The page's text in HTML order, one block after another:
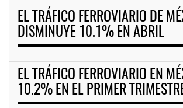
EL TRÁFICO FERROVIARIO DE
DISMINUYE 10.1% EN ABRIL
EL TRÁFICO FERROVIARIO EN
10.2% EN EL PRIMER